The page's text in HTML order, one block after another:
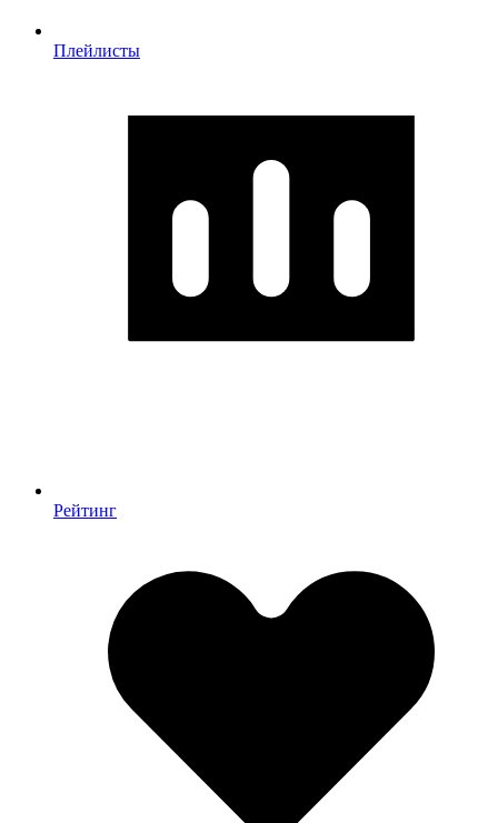
Плейлисты
Рейтинг